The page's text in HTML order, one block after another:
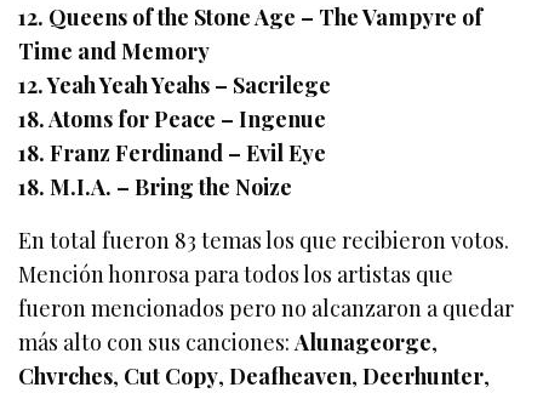
12. Queens of the Stone Age – The Vampyre of
Time and Memory
12. Yeah Yeah Yeahs – Sacrilege
18. Atoms for Peace – Ingenue
18. Franz Ferdinand – Evil Eye
18. M.I.A. – Bring the Noize
En total fueron 83 temas los que recibieron votos.
Mención honrosa para todos los artistas que
fueron mencionados pero no alcanzaron a quedar
más alto con sus canciones:Alunageorge,
Chvrches, Cut Copy,Deafheaven,Deerhunter,